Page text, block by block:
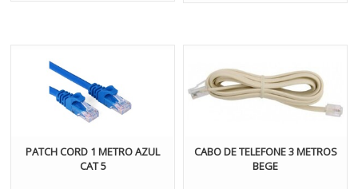
PATCH CORD 1 METRO AZUL
CAT 5
CABO DE TELEFONE 3 METROS
BEGE